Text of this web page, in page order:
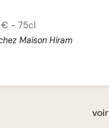
€ -75cl
Maison Hiram